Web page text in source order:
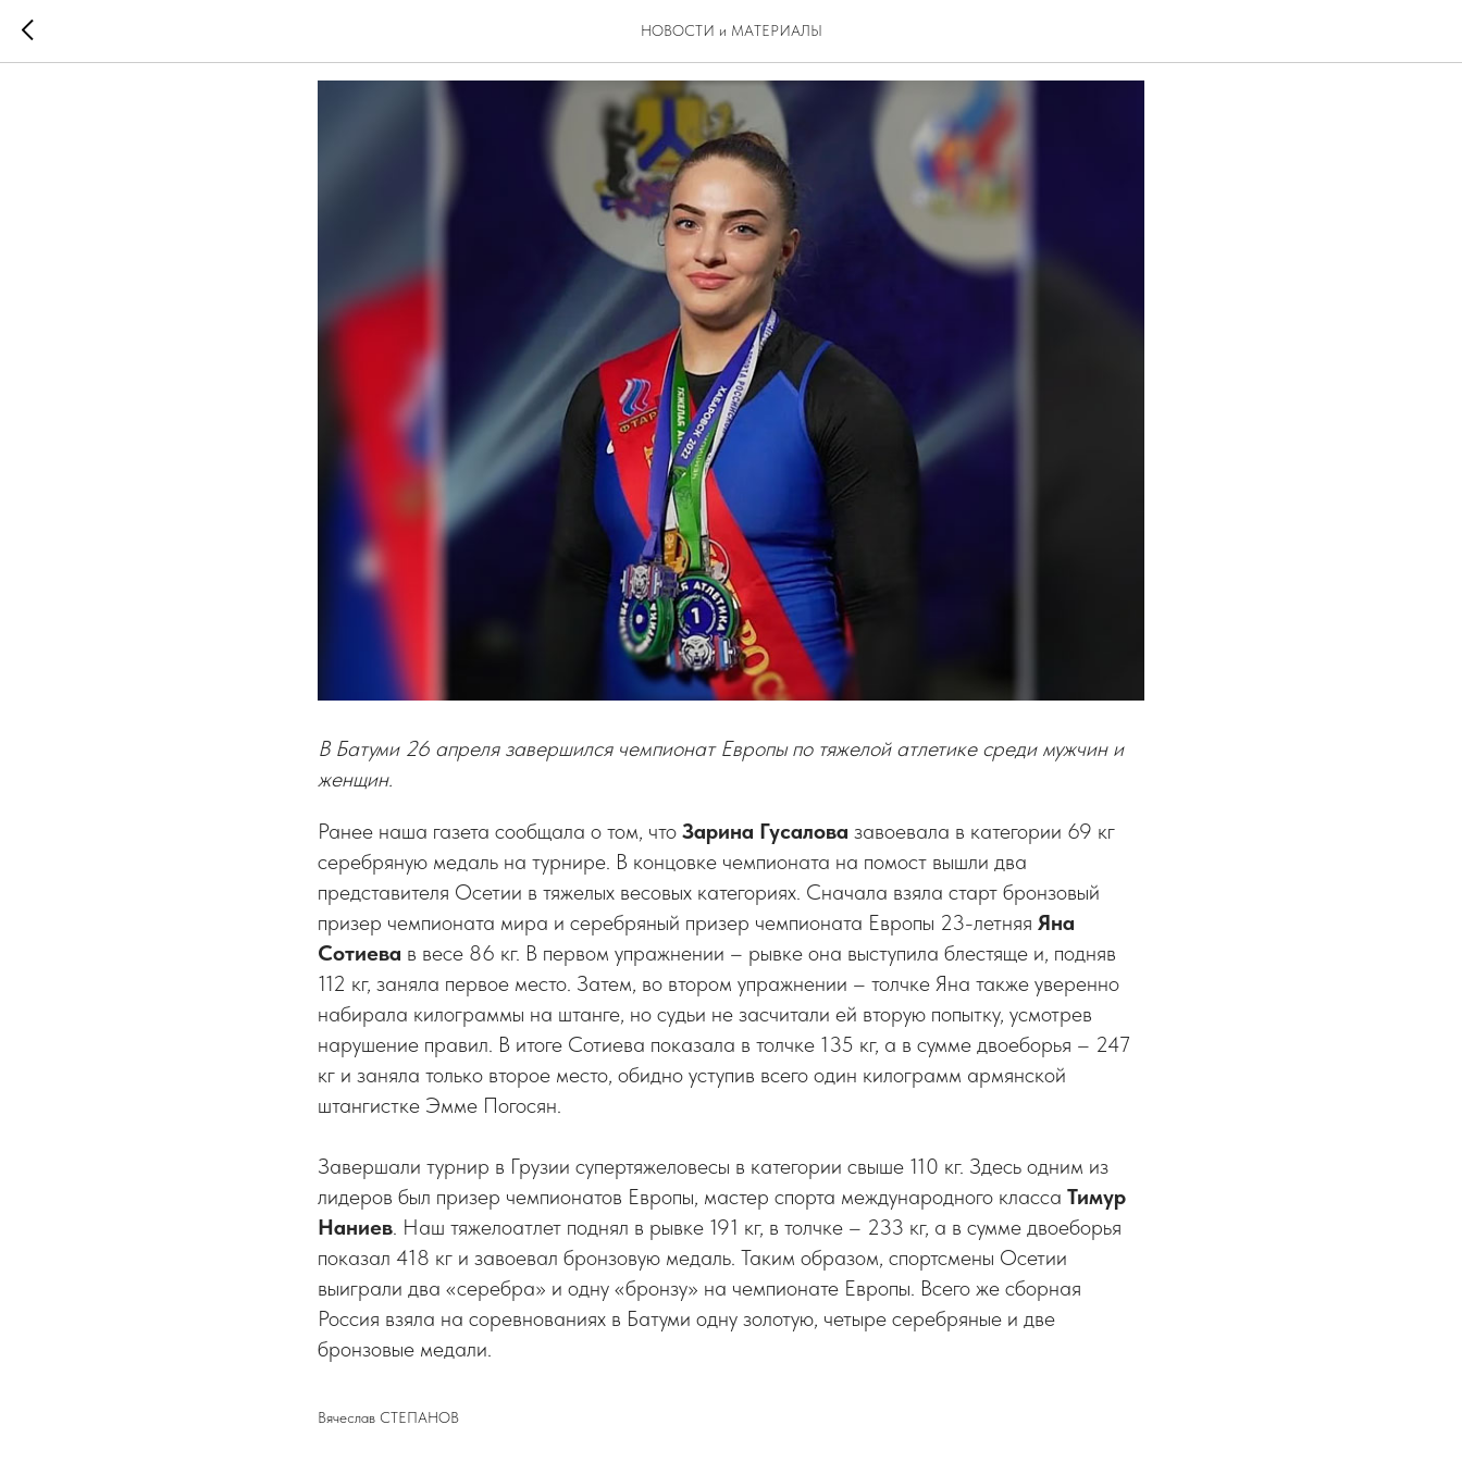
НОВОСТИ и МАТЕРИАЛЫ
Европейские медали
В Батуми 26 апреля завершился чемпионат Европы по тяжелой атлетике среди мужчин и
женщин.
Ранее наша газета сообщала о том, что Зарина Гусалова завоевала в категории 69 кг
серебряную медаль на турнире. В концовке чемпионата на помост вышли два
представителя Осетии в тяжелых весовых категориях. Сначала взяла старт бронзовый
призер чемпионата мира и серебряный призер чемпионата Европы 23-летняя Яна
Сотиева в весе 86 кг. В первом упражнении – рывке она выступила блестяще и, подняв
112 кг, заняла первое место. Затем, во втором упражнении – толчке Яна также уверенно
набирала килограммы на штанге, но судьи не засчитали ей вторую попытку, усмотрев
нарушение правил. В итоге Сотиева показала в толчке 135 кг, а в сумме двоеборья – 247
кг и заняла только второе место, обидно уступив всего один килограмм армянской
штангистке Эмме Погосян.
Завершали турнир в Грузии супертяжеловесы в категории свыше 110 кг. Здесь одним из
лидеров был призер чемпионатов Европы, мастер спорта международного класса Тимур
Наниев. Наш тяжелоатлет поднял в рывке 191 кг, в толчке – 233 кг, а в сумме двоеборья
показал 418 кг и завоевал бронзовую медаль. Таким образом, спортсмены Осетии
выиграли два «серебра» и одну «бронзу» на чемпионате Европы. Всего же сборная
Россия взяла на соревнованиях в Батуми одну золотую, четыре серебряные и две
бронзовые медали.
Вячеслав СТЕПАНОВ